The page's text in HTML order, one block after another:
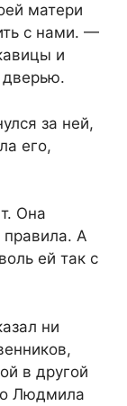
матери
с нами. —
и
дверью.
за ней,
его,
Она
правила. А
ей так с
ни
в другой
Людмила